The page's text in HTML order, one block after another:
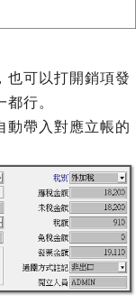
也可以打開銷項發
行。
動帶入對應立帳的